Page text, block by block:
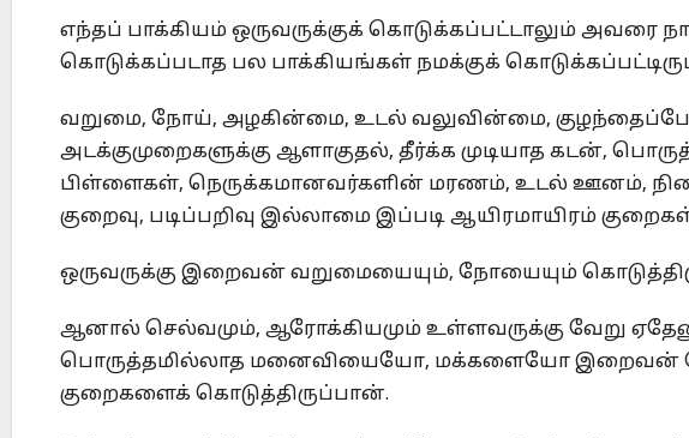
எந்தப் பாக்கியம் ஒருவருக்குக் கொடுக்கப்பட்டாலும் அவரை
கொடுக்கப்படாத பல பாக்கியங்கள் நமக்குக்
வறுமை, நோய், அழகின்மை, உடல் வலுவின்மை,
அடக்குமுறைகளுக்கு ஆளாகுதல், தீர்க்க முடியாத கடன்,
பிள்ளைகள், நெருக்கமானவர்களின் மரணம், உடல் ஊனம்,
குறைவு, படிப்பறிவு இல்லாமை இப்படி ஆயிரமாயிரம்
ஒருவருக்கு இறைவன் வறுமையையும், நோயையும்
ஆனால் செல்வமும், ஆரோக்கியமும் உள்ளவருக்கு வேறு
பொருத்தமில்லாத மனைவியையோ, மக்களையோ இறைவன்
குறைகளைக் கொடுத்திருப்பான்.